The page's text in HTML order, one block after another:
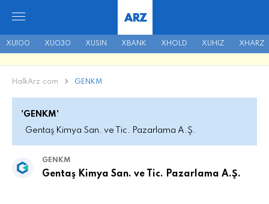
XU100 XU030 XUSIN XBANK XHOLD XUHIZ XHARZ
ARZ
HalkArz.com GENKM
'GENKM'
Gentaş Kimya San. ve Tic. Pazarlama A.Ş.
GENKM
Gentaş Kimya San. ve Tic. Pazarlama A.Ş.